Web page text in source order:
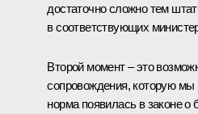
достаточно сложно тем
в соответствующих
Второй момент – это
сопровождения, которую мы
норма появилась в законе